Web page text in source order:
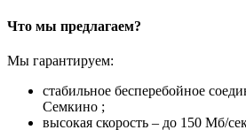
Что мы предлагаем?
Мы гарантируем:
стабильное бесперебойное
Семкино ;
высокая скорость – до 150 Мб/